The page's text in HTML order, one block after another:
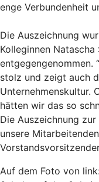
enge Verbundenheit
Die Auszeichnung
Kolleginnen
entgegengenommen.
stolz und zeigt auch
Unternehmenskultur.
hätten wir das so
Die Auszeichnung
unsere
Auf dem Foto von